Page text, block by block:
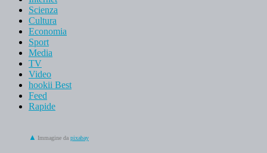
Scienza
Cultura
Economia
Sport
Media
TV
Video
hookii Best
Feed
Rapide
Immagine da pixabay